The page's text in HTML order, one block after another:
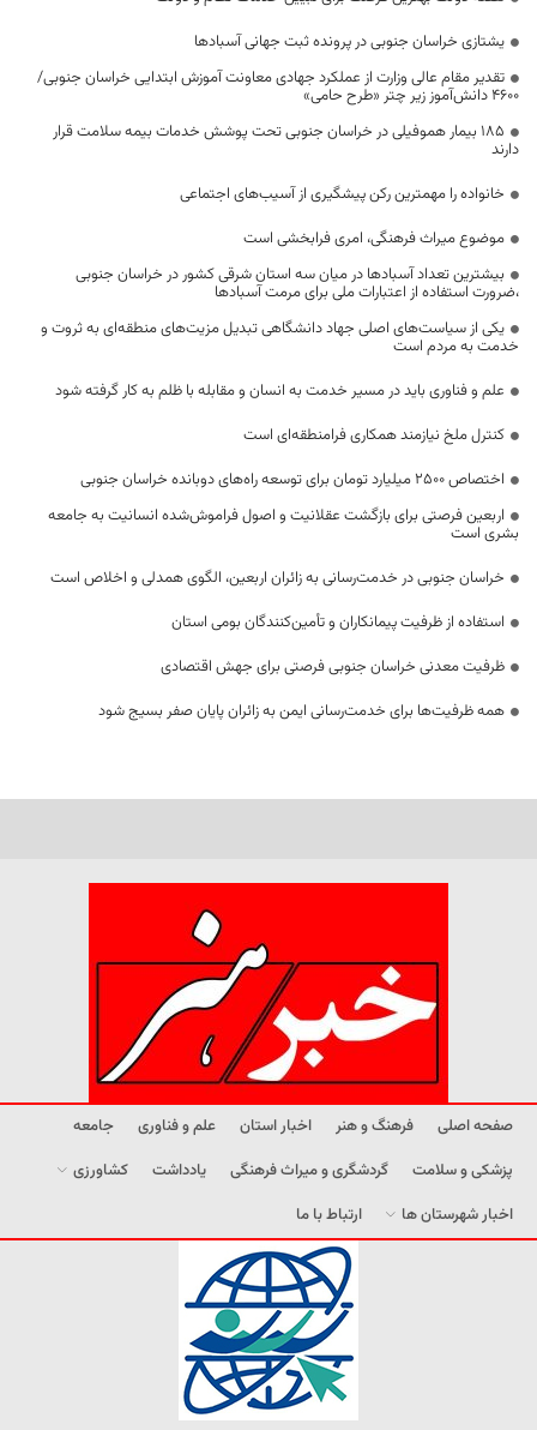
یشتازی خراسان جنوبی در پرونده ثبت جهانی آسبادها
تقدیر مقام عالی وزارت از عملکرد جهادی معاونت آموزش ابتدایی خراسان جنوبی/
۴۶۰۰ دانش‌آموز زیر چتر «طرح حامی»
۱۸۵ بیمار هموفیلی در خراسان جنوبی تحت پوشش خدمات بیمه سلامت قرار
دارند
خانواده را مهمترین رکن پیشگیری از آسیب‌های اجتماعی
موضوع میراث فرهنگی، امری فرابخشی است
بیشترین تعداد آسبادها در میان سه استان شرقی کشور در خراسان جنوبی
،ضرورت استفاده از اعتبارات ملی برای مرمت آسبادها
یکی از سیاست‌های اصلی جهاد دانشگاهی تبدیل مزیت‌های منطقه‌ای به ثروت و
خدمت به مردم است
علم و فناوری باید در مسیر خدمت به انسان و مقابله با ظلم به کار گرفته شود
کنترل ملخ نیازمند همکاری فرامنطقه‌ای است
اختصاص 2500 میلیارد تومان برای توسعه راه‌های دوبانده خراسان جنوبی
اربعین فرصتی برای بازگشت عقلانیت و اصول فراموش‌شده انسانیت به جامعه
بشری است
خراسان جنوبی در خدمت‌رسانی به زائران اربعین، الگوی همدلی و اخلاص است
استفاده از ظرفیت پیمانکاران و تأمین‌کنندگان بومی استان
ظرفیت معدنی خراسان جنوبی فرصتی برای جهش اقتصادی
همه ظرفیت‌ها برای خدمت‌رسانی ایمن به زائران پایان صفر بسیج شود
صفحه اصلی فرهنگ و هنر اخبار استان علم و فناوری
جامعه
پزشکی و سلامت
گردشگری و میراث فرهنگی یادداشت
کشاورزی
اخبار شهرستان ها
ارتباط با ما